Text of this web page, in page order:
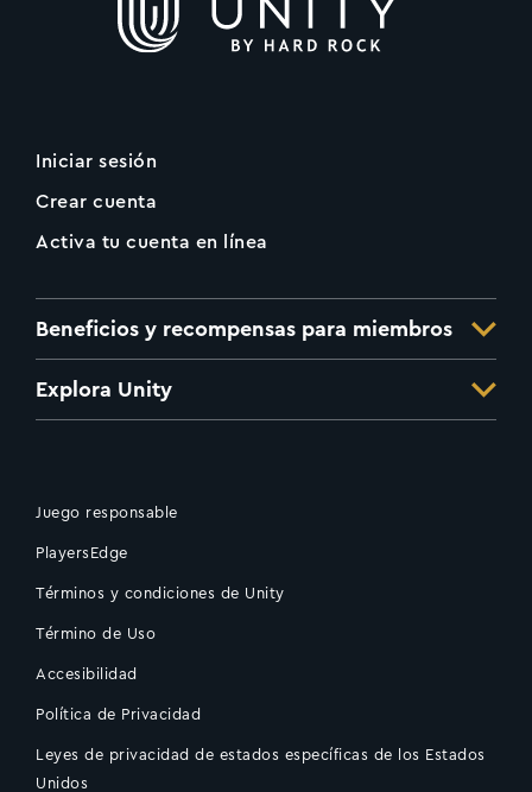
Iniciar sesión
Crear cuenta
Activa tu cuenta en línea
Beneficios y recompensas para miembros
Explora Unity
Juego responsable
PlayersEdge
Términos y condiciones de Unity
Término de Uso
Accesibilidad
Política de Privacidad
Leyes de privacidad de estados específicas de los Estados
Unidos